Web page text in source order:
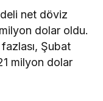
net döviz
dolar oldu.
Şubat
milyon dolar